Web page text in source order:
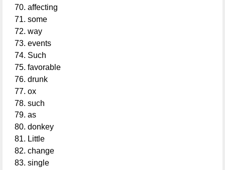
affecting
some
way
events
Such
favorable
drunk
ox
such
as
donkey
Little
change
single